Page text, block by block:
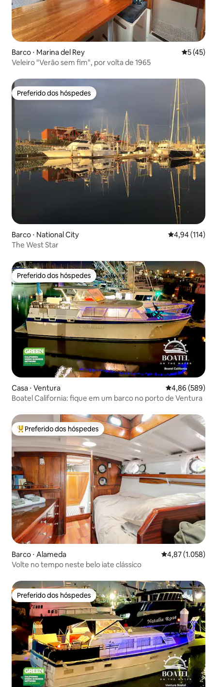
Barco ⋅ Marina del Rey 5 de uma
5 (45)
Veleiro "Verão sem fim", por volta de 1965
Preferido dos hóspedes
Preferido dos hóspedes
Barco ⋅ National City 4,94 de uma
4,94 (114)
The West Star
Preferido dos hóspedes
Preferido dos hóspedes
Casa ⋅ Ventura 4,86 de uma
4,86 (589)
Boatel California: fique em um barco no porto de Ventura
Entre os melhores preferidos dos hóspedes
Preferido dos hóspedes
Barco ⋅ Alameda 4,87 de uma
4,87 (1.058)
Volte no tempo neste belo iate clássico
Preferido dos hóspedes
Preferido dos hóspedes